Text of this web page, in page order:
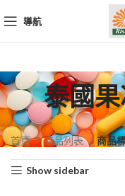
導航
泰國
首頁 商品列表 商品
Show sidebar